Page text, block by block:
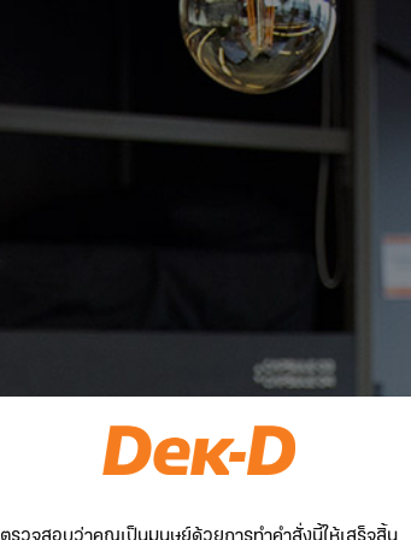
ตรวจสอบว่าคุณเป็นมนุษย์ด้วยการทำคำสั่งนี้ให้เสร็จสิ้น